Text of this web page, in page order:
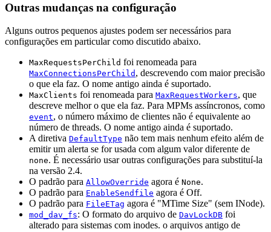
Outras mudanças na configuração
Alguns outros pequenos ajustes podem ser necessários para
configurações em particular como discutido abaixo.
MaxRequestsPerChild foi renomeada para
MaxConnectionsPerChild , descrevendo com maior precisão
o que ela faz. O nome antigo ainda é suportado.
MaxClients foi renomeada para MaxRequestWorkers, que
descreve melhor o que ela faz. Para MPMs assíncronos, como
event, o número máximo de clientes não é equivalente ao
número de threads. O nome antigo ainda é suportado.
A diretiva DefaultType não tem mais nenhum efeito além de
emitir um alerta se for usada com algum valor diferente de
none. É necessário usar outras configurações para substituí-la
na versão 2.4.
O padrão para AllowOverride agora é None.
O padrão para EnableSendfile agora é Off.
O padrão para FileETag agora é "MTime Size" (sem INode).
mod_dav_fs: O formato do arquivo de DavLockDB foi
alterado para sistemas com inodes. o arquivos antigo de